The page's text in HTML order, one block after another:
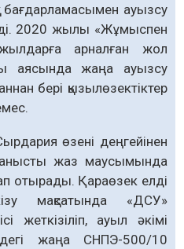
бағдарламасымен ауызсу
2020 жылы «Жұмыспен
арналған жол
аясында жаңа ауызсу
бері қызылөзектіктер
өзені деңгейінен
жаз маусымында
отырады. Қараөзек елді
мақсатында «ДСУ»
жеткізіліп, ауыл әкімі
жаңа СНПЭ-500/10